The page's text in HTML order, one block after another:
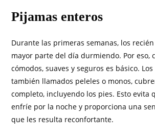
Pijamas enteros
Durante las primeras semanas, los
mayor parte del día durmiendo. Por eso,
cómodos, suaves y seguros es básico.
también llamados peleles o monos,
completo, incluyendo los pies. Esto evita
enfríe por la noche y proporciona una
que les resulta reconfortante.